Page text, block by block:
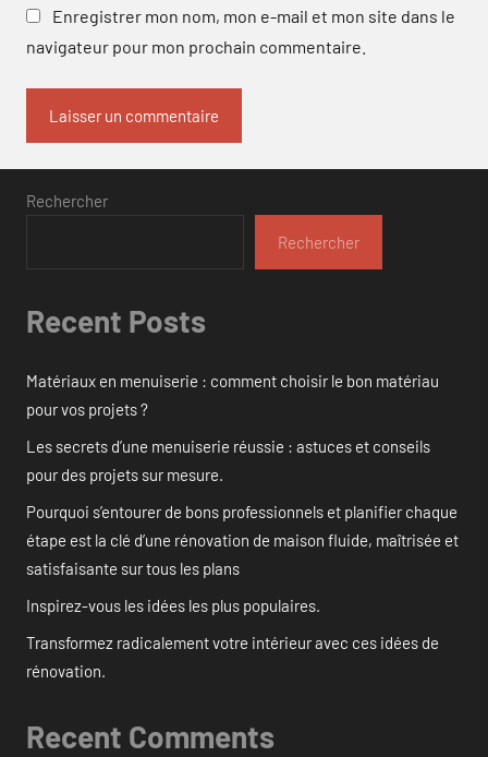
Enregistrer mon nom, mon e-mail et mon site dans le
navigateur pour mon prochain commentaire.
Rechercher
Rechercher
Recent Posts
Matériaux en menuiserie : comment choisir le bon matériau
pour vos projets ?
Les secrets d’une menuiserie réussie : astuces et conseils
pour des projets sur mesure.
Pourquoi s’entourer de bons professionnels et planifier chaque
étape est la clé d’une rénovation de maison fluide, maîtrisée et
satisfaisante sur tous les plans
Inspirez-vous les idées les plus populaires.
Transformez radicalement votre intérieur avec ces idées de
rénovation.
Recent Comments